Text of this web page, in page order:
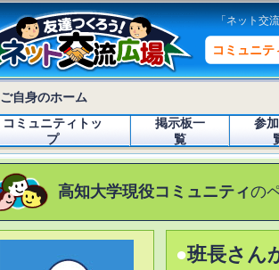
「ネット交
コミュニテ
ご自身のホーム
コミュニティトッ
プ
掲示板一
覧
参
高知大学現役コミュニティの
●班長さん